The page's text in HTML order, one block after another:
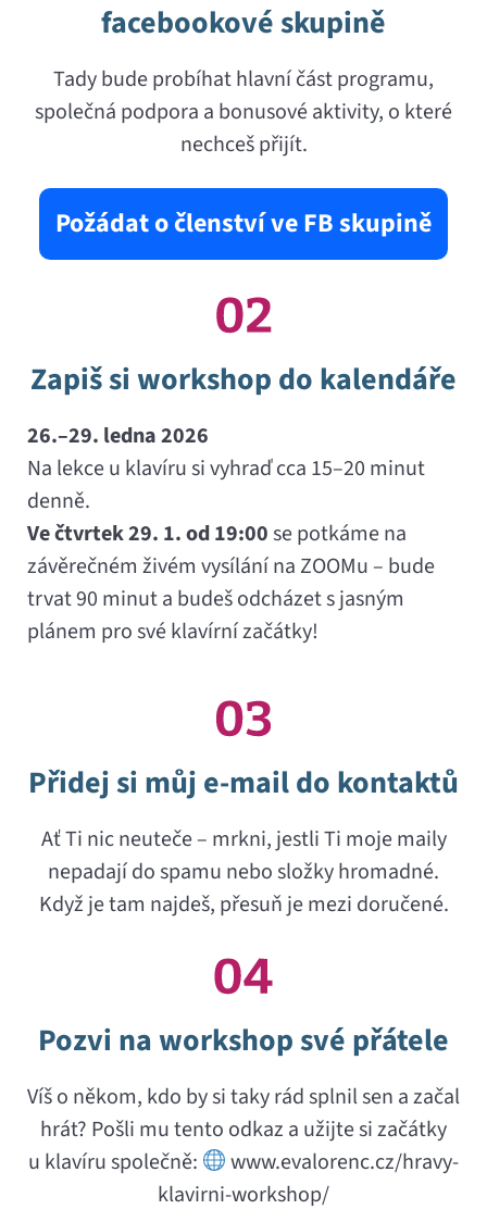
facebookové skupině
Tady bude probíhat hlavní část programu,
společná podpora a bonusové aktivity, o které
nechceš přijít.
Požádat o členství ve FB skupině
Zapiš si workshop do kalendáře
26.–29. ledna 2026
Na lekce u klavíru si vyhraď cca 15–20 minut
denně.
Ve čtvrtek 29. 1. od 19:00se potkáme na
závěrečném živém vysílání na ZOOMu – bude
trvat 90 minut a budeš odcházet s jasným
plánem pro své klavírní začátky!
Přidej si můj e-mail do kontaktů
Ať Ti nic neuteče – mrkni, jestli Ti moje maily
nepadají do spamu nebo složky hromadné.
Když je tam najdeš, přesuň je mezi doručené.
Pozvi na workshop své přátele
Víš o někom, kdo by si taky rád splnil sen a začal
hrát? Pošli mu tento odkaz a užijte si začátky
u klavíru společně:
www.evalorenc.cz/hravy-
klavirni-workshop/